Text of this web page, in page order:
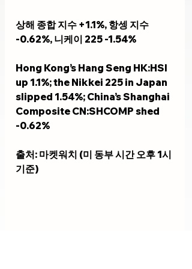
상해 종합 지수 +1.1%, 항셍 지수
-0.62%, 니케이 225 -1.54%
Hong Kong’s Hang Seng HK:HSI
up 1.1%; the Nikkei 225 in Japan
slipped 1.54%; China’s Shanghai
Composite CN:SHCOMP shed
-0.62%
출처: 마켓워치 (미 동부 시간 오후 1시
기준)